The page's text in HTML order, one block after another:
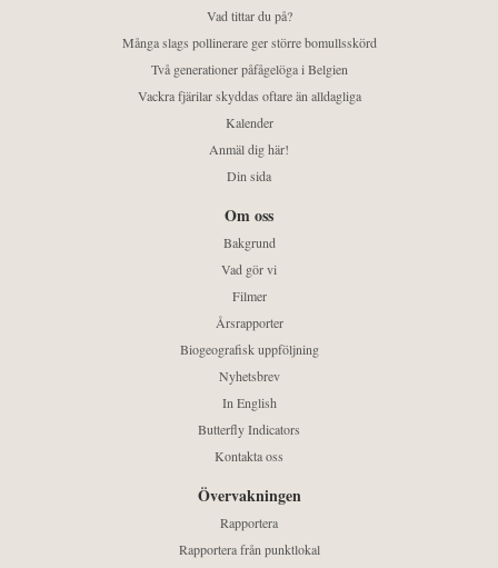
Vad tittar du på?
Många slags pollinerare ger större bomullsskörd
Två generationer påfågelöga i Belgien
Vackra fjärilar skyddas oftare än alldagliga
Kalender
Anmäl dig här!
Din sida
Om oss
Bakgrund
Vad gör vi
Filmer
Årsrapporter
Biogeografisk uppföljning
Nyhetsbrev
In English
Butterfly Indicators
Kontakta oss
Övervakningen
Rapportera
Rapportera från punktlokal